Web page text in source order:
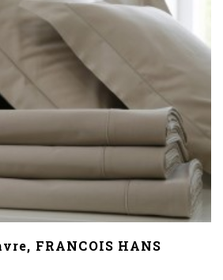
FRANCOIS HANS